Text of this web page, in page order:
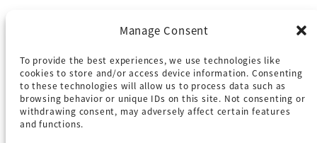
Manage Consent
To provide the best experiences, we use technologies like
cookies to store and/or access device information. Consenting
to these technologies will allow us to process data such as
browsing behavior or unique IDs on this site. Not consenting or
withdrawing consent, may adversely affect certain features
and functions.
ロケーション
アクセス